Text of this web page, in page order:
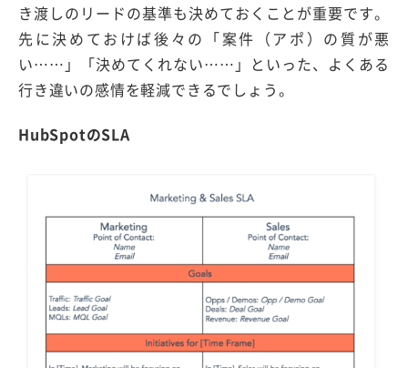
き渡しのリードの基準も決めておくことが重要です。
先に決めておけば後々の「案件（アポ）の質が悪
い……」「決めてくれない……」といった、よくある
行き違いの感情を軽減できるでしょう。
HubSpotのSLA